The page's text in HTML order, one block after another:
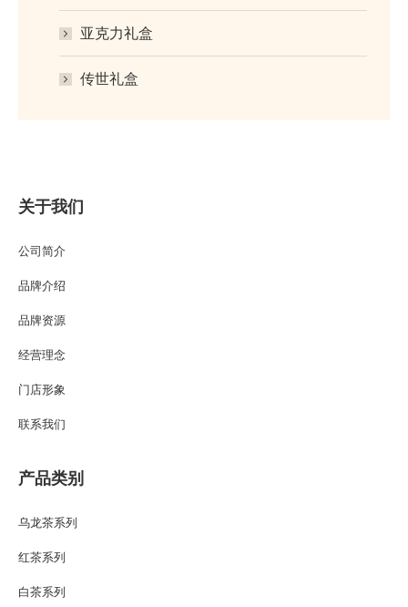
亚克力礼盒
传世礼盒
关于我们
公司简介
品牌介绍
品牌资源
经营理念
门店形象
联系我们
产品类别
乌龙茶系列
红茶系列
白茶系列